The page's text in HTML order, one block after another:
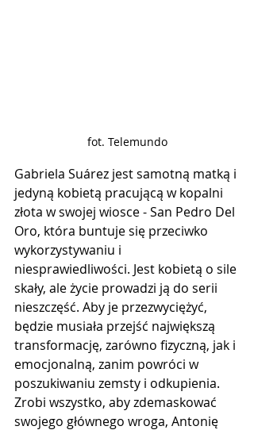
fot. Telemundo
Gabriela Suárez jest samotną matką i
jedyną kobietą pracującą w kopalni
złota w swojej wiosce - San Pedro Del
Oro, która buntuje się przeciwko
wykorzystywaniu i
niesprawiedliwości. Jest kobietą o sile
skały, ale życie prowadzi ją do serii
nieszczęść. Aby je przezwyciężyć,
będzie musiała przejść największą
transformację, zarówno fizyczną, jak i
emocjonalną, zanim powróci w
poszukiwaniu zemsty i odkupienia.
Zrobi wszystko, aby zdemaskować
swojego głównego wroga, Antonię